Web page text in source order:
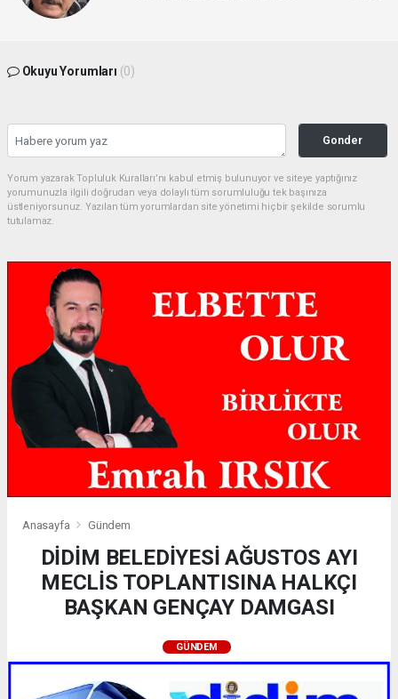
Okuyu Yorumları (0)
Gonder
Yorum yazarak Topluluk Kuralları’nı kabul etmiş bulunuyor ve siteye yaptığınız
yorumunuzla ilgili doğrudan veya dolaylı tüm sorumluluğu tek başınıza
üstleniyorsunuz. Yazılan tüm yorumlardan site yönetimi hiçbir şekilde sorumlu
tutulamaz.
Anasayfa Gündem
DİDİM BELEDİYESİ AĞUSTOS AYI
MECLİS TOPLANTISINA HALKÇI
BAŞKAN GENÇAY DAMGASI
GÜNDEM